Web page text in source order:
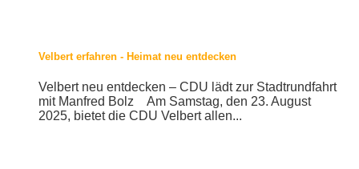
Velbert erfahren - Heimat neu entdecken
Velbert neu entdecken – CDU lädt zur Stadtrundfahrt
mit Manfred Bolz Am Samstag, den 23. August
2025, bietet die CDU Velbert allen...